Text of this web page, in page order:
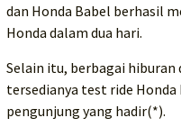
dan Honda Babel berhasil
Honda dalam dua hari.
Selain itu, berbagai
tersedianya test ride Honda
pengunjung yang hadir(*).